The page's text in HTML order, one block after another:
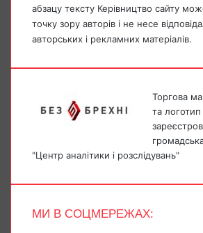
абзацу тексту Керівництво сайту
точку зору авторів і не несе
авторських і рекламних матеріалів.
Торгова
та
"Центр аналітики і розслідувань"
МИ В СОЦМЕРЕЖАХ: